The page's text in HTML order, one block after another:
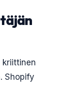
kriittinen
Shopify